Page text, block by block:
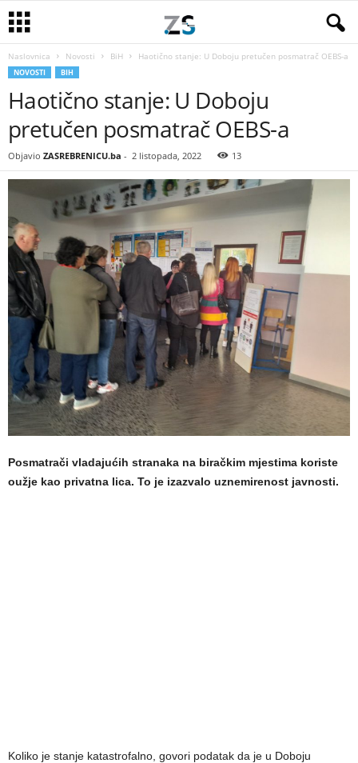
Naslovnica Novosti BiH Haotično stanje: U Doboju pretučen posmatrač OEBS-a
NOVOSTI BIH
Haotično stanje: U Doboju
pretučen posmatrač OEBS-a
Objavio ZASREBRENICU.ba - 2 listopada, 2022 13
Posmatrači vladajućih stranaka na biračkim mjestima koriste
oužje kao privatna lica. To je izazvalo uznemirenost javnosti.
Koliko je stanje katastrofalno, govori podatak da je u Doboju